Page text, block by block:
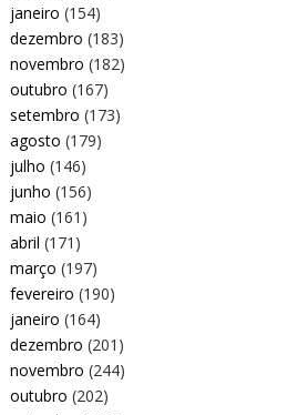
janeiro (154)
dezembro (183)
novembro (182)
outubro (167)
setembro (173)
agosto (179)
julho (146)
junho (156)
maio (161)
abril (171)
março (197)
fevereiro (190)
janeiro (164)
dezembro (201)
novembro (244)
outubro (202)